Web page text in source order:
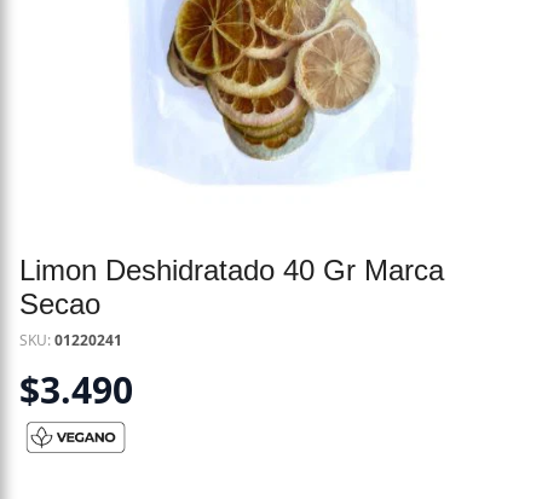
Limon Deshidratado 40 Gr Marca
Secao
SKU:01220241
$3.490